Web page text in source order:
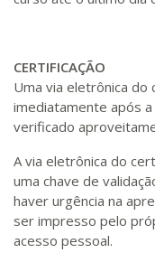
CERTIFICAÇÃO
Uma via eletrônica
imediatamente após
verificado
A via eletrônica do
uma chave de
haver urgência na
ser impresso pelo
acesso pessoal.